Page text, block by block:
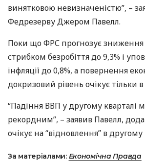
винятковою невизначеністю”, –
Федрезерву Джером Павелл.
Поки щоФРС прогнозує зниження
стрибком безробіття до 9,3% і
інфляції до 0,8%, а повернення
докризовий рівень очікує тільки в
“Падіння ВВП у другому кварталі
рекордним”, – заявив Павелл,
очікує на “відновлення” в другому
За матеріалами: Економічна Правда